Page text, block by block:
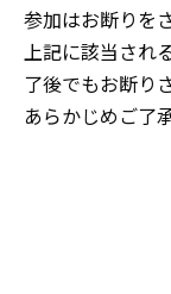
参加はお断りを
上記に該当され
了後でもお断り
あらかじめご了